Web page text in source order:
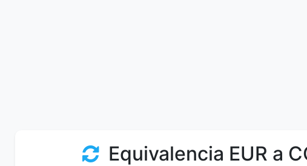
Equivalencia EUR a